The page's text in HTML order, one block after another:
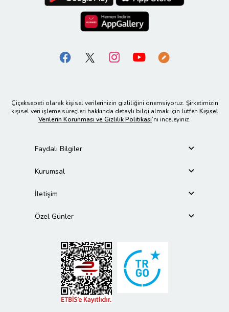
Çiçeksepeti olarak kişisel verilerinizin gizliliğini önemsiyoruz. Şirketimizin
kişisel veri işleme süreçleri hakkında detaylı bilgi almak için lütfen Kişisel
Verilerin Korunması ve Gizlilik Politikası’nı inceleyiniz.
Faydalı Bilgiler
Kurumsal
İletişim
Özel Günler